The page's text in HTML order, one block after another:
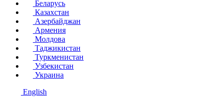
Беларусь
Казахстан
Азербайджан
Армения
Молдова
Таджикистан
Туркменистан
Узбекистан
Украина
English